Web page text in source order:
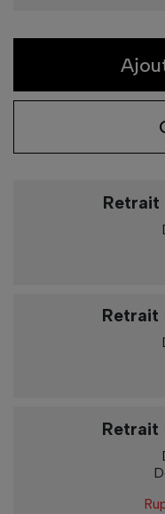
Retrait
Retrait
Retrait